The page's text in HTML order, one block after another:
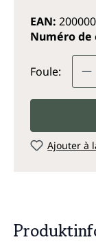
EAN:
Numéro de
Foule:
Ajouter à